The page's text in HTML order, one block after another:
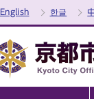
English 한글